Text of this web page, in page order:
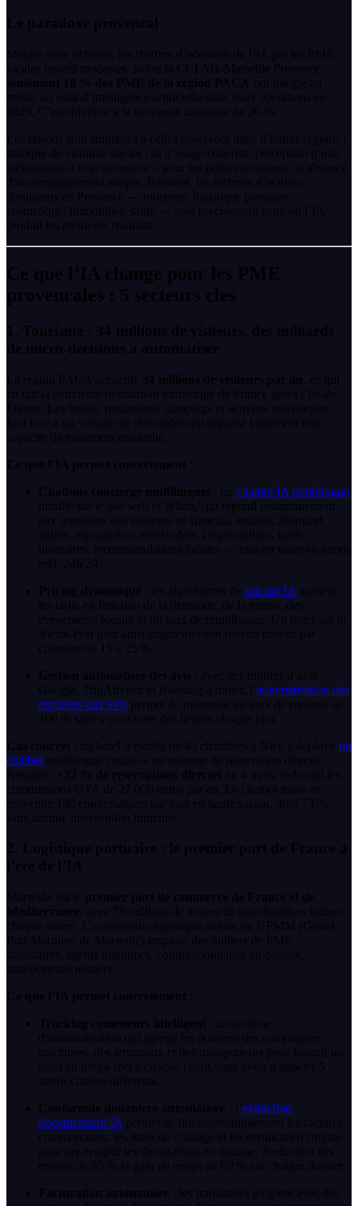
Le paradoxe provencal
Malgre cette richesse, les chiffres d’adoption de l’IA par les PME
locales restent modestes. Selon la CCI Aix-Marseille Provence,
seulement 18 % des PME de la region PACA ont integre au
moins un outil d’intelligence artificielle dans leurs operations en
2025. C’est inferieur a la moyenne nationale de 26 %.
Les raisons sont similaires a celles observees dans d’autres regions :
manque de visibilite sur les cas d’usage concrets, perception d’une
technologie « trop complexe » pour les petites structures, et absence
d’accompagnement adapte. Pourtant, les secteurs d’activite
dominants en Provence — tourisme, logistique portuaire,
cosmetique, immobilier, sante — sont precisement ceux ou l’IA
produit les meilleurs resultats.
Ce que l’IA change pour les PME
provencales : 5 secteurs cles
1. Tourisme : 34 millions de visiteurs, des milliards
de micro-decisions a automatiser
La region PACA accueille 34 millions de visiteurs par an , ce qui
en fait la deuxieme destination touristique de France apres l’Ile-de-
France. Les hotels, restaurants, campings et activites touristiques
font face a un volume de demandes qui depasse largement leur
capacite de traitement manuelle.
Ce que l’IA permet concretement
Chatbots concierge multilingues : un chatbot IA multilingue
installe sur le site web et WhatsApp repond instantanement
aux questions des visiteurs en francais, anglais, allemand,
italien, espagnol ou neerlandais. Disponibilites, tarifs,
itineraires, recommandations locales — tout est traite en temps
reel, 24h/24.
Pricing dynamique : les algorithmes de pricing IA ajustent
les tarifs en fonction de la demande, de la meteo, des
evenements locaux et du taux de remplissage. Un hotel sur le
Vieux-Port peut ainsi augmenter son revenu moyen par
chambre de 15 a 25 %.
Gestion automatisee des avis : avec des milliers d’avis
Google, TripAdvisor et Booking a traiter, l’automatisation des
reponses aux avis permet de maintenir un taux de reponse de
100 % sans y consacrer des heures chaque jour.
Cas concret : un hotel 3 etoiles de 45 chambres a Nice a deploye un
chatbot multilingue couple a un systeme de reservation directe.
Resultat : +32 % de reservations directes en 4 mois, reducant les
commissions OTA de 22 000 euros par an. Le chatbot traite en
moyenne 180 conversations par jour en haute saison, dont 73 %
sans aucune intervention humaine.
2. Logistique portuaire : le premier port de France a
l’ere de l’IA
Marseille est le premier port de commerce de France et de
Mediterranee , avec 79 millions de tonnes de marchandises traitees
chaque annee. L’ecosysteme logistique autour du GPMM (Grand
Port Maritime de Marseille) emploie des milliers de PME :
transitaires, agents maritimes, commissionnaires en douane,
transporteurs routiers.
Ce que l’IA permet concretement
Tracking conteneurs intelligent : un systeme
d’automatisation qui agrege les donnees des compagnies
maritimes, des terminaux et des transporteurs pour fournir un
suivi en temps reel a chaque client, sans avoir a appeler 5
interlocuteurs differents.
Conformite douaniere automatisee : l’extraction
documentaire IA permet de lire automatiquement les factures
commerciales, les listes de colisage et les certificats d’origine
pour pre-remplir les declarations en douane. Reduction des
erreurs de 85 % et gain de temps de 60 % sur chaque dossier.
Facturation automatisee : les transitaires jonglent avec des